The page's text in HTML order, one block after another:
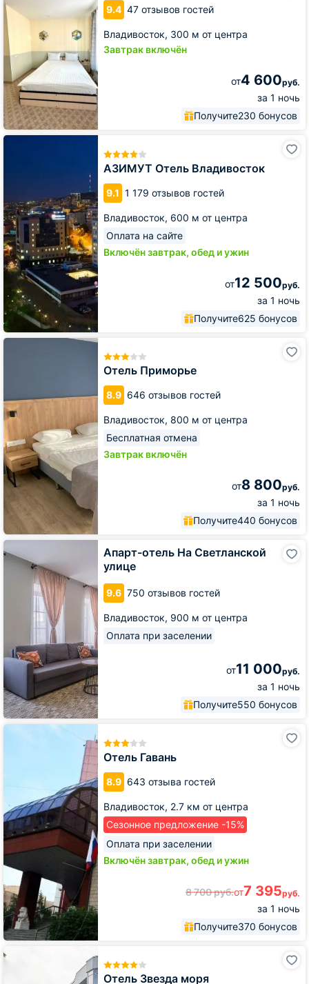
9.4 47 отзывов гостей
Владивосток, 300 м от центра
Завтрак включён
от4 600руб.
за 1 ночь
Получите230 бонусов
АЗИМУТ Отель Владивосток
9.1 1 179 отзывов гостей
Владивосток, 600 м от центра
Оплата на сайте
Включён завтрак, обед и ужин
от12 500руб.
за 1 ночь
Получите625 бонусов
АЗИМУТ
Отель Приморье
8.9 646 отзывов гостей
Владивосток, 800 м от центра
Бесплатная отмена
Завтрак включён
от8 800руб.
за 1 ночь
Получите440 бонусов
Отель
Апарт-отель На Светланской
улице
9.6 750 отзывов гостей
Владивосток, 900 м от центра
Оплата при заселении
от11 000руб.
за 1 ночь
Получите550 бонусов
Апарт-
отель
Светланской
Отель Гавань
8.9 643 отзыва гостей
Владивосток, 2.7 км от центра
Сезонное предложение -15%
Оплата при заселении
Включён завтрак, обед и ужин
8 700руб.от7 395руб.
за 1 ночь
Получите370 бонусов
Отель
Отель Звезда моря
Отель